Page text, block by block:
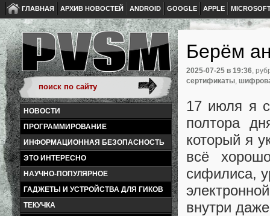
ГЛАВНАЯ АРХИВ НОВОСТЕЙ ANDROID GOOGLE APPLE
НОВОСТИ
ПРОГРАММИРОВАНИЕ
ИНФОРМАЦИОННАЯ БЕЗОПАСНОСТЬ
ЭТО ИНТЕРЕСНО
НАУЧНО-ПОПУЛЯРНОЕ
ГАДЖЕТЫ И УСТРОЙСТВА ДЛЯ ГИКОВ
ТЕКУЧКА
Берём
2025-07-25 в 19:36,
сертификаты,
17 июля я
полтора
который я
всё
сифилиса,
внутри